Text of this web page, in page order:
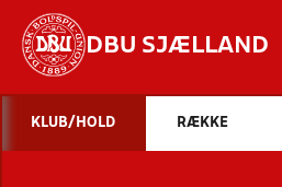
DBU SJÆLLAND
KLUB/HOLD RÆKKE